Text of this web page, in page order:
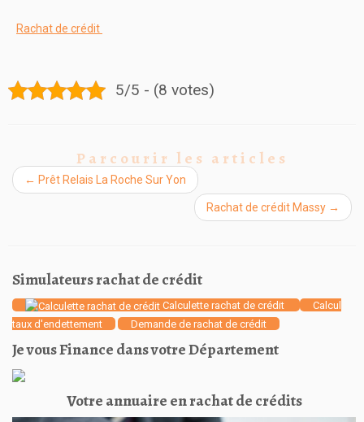
Rachat de crédit
5/5 - (8 votes)
Parcourir les articles
← Prêt Relais La Roche Sur Yon
Rachat de crédit Massy →
Simulateurs rachat de crédit
Calculette rachat de crédit
Calcul
taux d'endettement
Demande de rachat de crédit
Je vous Finance dans votre Département
Votre annuaire en rachat de crédits